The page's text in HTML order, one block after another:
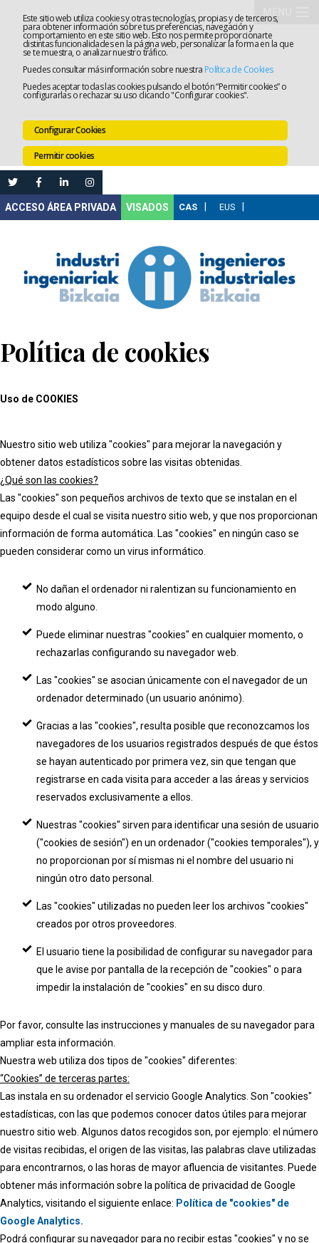
Este sitio web utiliza cookies y otras tecnologías, propias y de terceros,
para obtener información sobre tus preferencias, navegación y
comportamiento en este sitio web. Esto nos permite proporcionarte
distintas funcionalidades en la página web, personalizar la forma en la que
se te muestra, o analizar nuestro tráfico.
Puedes consultar más información sobre nuestra Política de Cookies
Puedes aceptar todas las cookies pulsando el botón “Permitir cookies” o
configurarlas o rechazar su uso clicando "Configurar cookies".
Configurar Cookies
Permitir cookies
VISADOS
Política de cookies
Uso de COOKIES
Nuestro sitio web utiliza "cookies" para mejorar la navegación y
obtener datos estadísticos sobre las visitas obtenidas.
¿Qué son las cookies?
Las "cookies" son pequeños archivos de texto que se instalan en el
equipo desde el cual se visita nuestro sitio web, y que nos proporcionan
información de forma automática. Las "cookies" en ningún caso se
pueden considerar como un virus informático.
No dañan el ordenador ni ralentizan su funcionamiento en
modo alguno.
Puede eliminar nuestras "cookies" en cualquier momento, o
rechazarlas configurando su navegador web.
Las "cookies" se asocian únicamente con el navegador de un
ordenador determinado (un usuario anónimo).
Gracias a las "cookies", resulta posible que reconozcamos los
navegadores de los usuarios registrados después de que éstos
se hayan autenticado por primera vez, sin que tengan que
registrarse en cada visita para acceder a las áreas y servicios
reservados exclusivamente a ellos.
Nuestras "cookies" sirven para identificar una sesión de usuario
("cookies de sesión") en un ordenador ("cookies temporales"), y
no proporcionan por sí mismas ni el nombre del usuario ni
ningún otro dato personal.
Las "cookies" utilizadas no pueden leer los archivos "cookies"
creados por otros proveedores.
El usuario tiene la posibilidad de configurar su navegador para
que le avise por pantalla de la recepción de "cookies" o para
impedir la instalación de "cookies" en su disco duro.
Por favor, consulte las instrucciones y manuales de su navegador para
ampliar esta información.
Nuestra web utiliza dos tipos de "cookies" diferentes:
“Cookies” de terceras partes:
Las instala en su ordenador el servicio Google Analytics. Son "cookies"
estadísticas, con las que podemos conocer datos útiles para mejorar
nuestro sitio web. Algunos datos recogidos son, por ejemplo: el número
de visitas recibidas, el origen de las visitas, las palabras clave utilizadas
para encontrarnos, o las horas de mayor afluencia de visitantes. Puede
obtener más información sobre la política de privacidad de Google
Analytics, visitando el siguiente enlace: Política de "cookies" de
Google Analytics.
Podrá configurar su navegador para no recibir estas "cookies" y no se
El
Colegio
Empleo
Ventanilla